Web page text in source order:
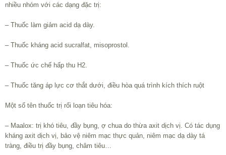
nhiều nhóm với các dạng đặc trị:
– Thuốc làm giảm acid dạ dày.
– Thuốc kháng acid sucralfat, misoprostol.
– Thuốc ức chế hấp thu H2.
– Thuốc tăng áp lực cơ thắt dưới, điều hòa quá trình kích thích ruột
Một số tên thuốc trị rối loạn tiêu hóa:
– Maalox: trị khó tiêu, đầy bụng, ợ chua do thừa axit dịch vị. Có tác dụng
kháng axit dịch vị, bảo vệ niêm mạc thực quản, niêm mạc dạ dày tá
tràng, điều trị đầy bụng, châm tiêu…